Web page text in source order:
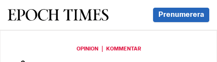
Svenska Epoch Times Prenumerera
OPINION ｜ KOMMENTAR